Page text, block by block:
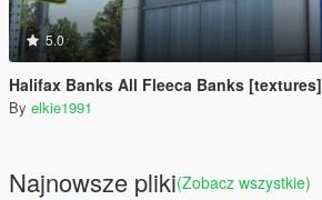
5.0
Halifax Banks All Fleeca Banks [textures]
By elkie1991
Najnowsze pliki(Zobacz wszystkie)